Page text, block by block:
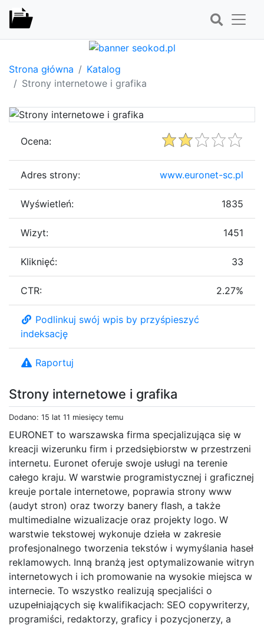
Strona główna
Katalog
Strony internetowe i grafika
Strony internetowe i grafika
Dodano: 15 lat 11 miesięcy temu
EURONET to warszawska firma specjalizująca się w
kreacji wizerunku firm i przedsiębiorstw w przestrzeni
internetu. Euronet oferuje swoje usługi na terenie
całego kraju. W warstwie programistycznej i graficznej
kreuje portale internetowe, poprawia strony www
(audyt stron) oraz tworzy banery flash, a także
multimedialne wizualizacje oraz projekty logo. W
warstwie tekstowej wykonuje dzieła w zakresie
profesjonalnego tworzenia tekstów i wymyślania haseł
reklamowych. Inną branżą jest optymalizowanie witryn
internetowych i ich promowanie na wysokie miejsca w
internecie. To wszystko realizują specjaliści o
uzupełniających się kwalifikacjach: SEO copywriterzy,
programiści, redaktorzy, graficy i pozycjonerzy, a
Ocena:
Adres strony: www.euronet-sc.pl
Wyświetleń: 1835
Wizyt: 1451
Kliknięć: 33
CTR: 2.27%
Podlinkuj swój wpis by przyśpieszyć
indeksację
Raportuj